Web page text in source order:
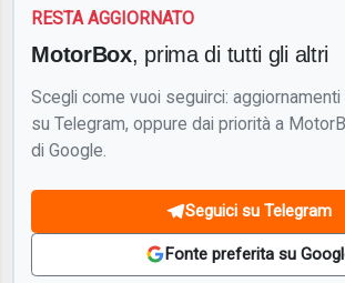
RESTA AGGIORNATO
MotorBox, prima di tutti gli altri
Scegli come vuoi seguirci:
su Telegram, oppure dai priorità a
di Google.
Seguici su Telegram
Fonte preferita su